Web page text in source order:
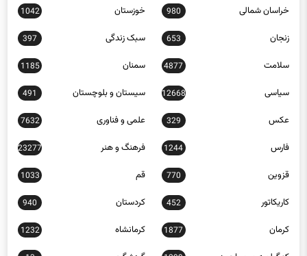
زنجان 653 سبک زندگی 397
سلامت 4877 سمنان 1185
سیاسی 12668 سیستان و بلوچستان 491
عکس 329 علمی و فناوری 7632
فارس 1244 فرهنگ و هنر 23277
قزوین 770 قم 1033
کاریکاتور 452 کردستان 940
کرمان 1877 کرمانشاه 1232
کهگیلویه و بویراحمد 1299 گردشگری 13